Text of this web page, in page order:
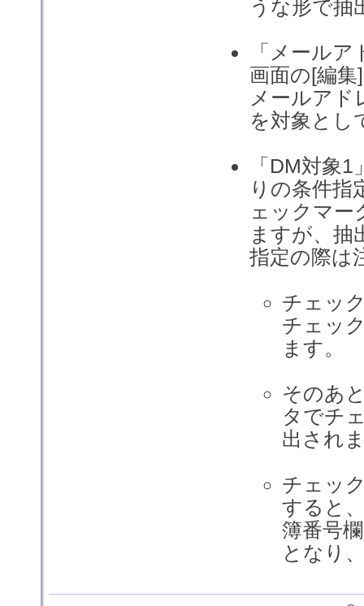
うな形で抽
「メール
画面の[編
メールア
を対象とし
「DM対象
りの条件指
ェックマー
ますが、抽
指定の際は
チェッ
チェッ
ます。
そのあ
タでチ
出され
チェッ
すると
簿番号
となり